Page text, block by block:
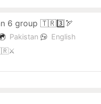
6 group 🇹🇷3️⃣🏹
Pakistan
English